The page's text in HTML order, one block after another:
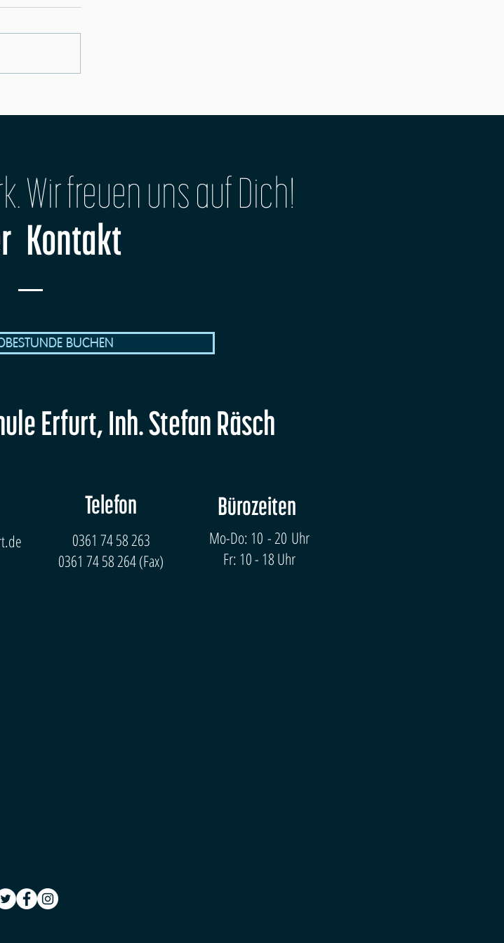
Wir freuen uns auf Dich!
Kontakt
BUCHEN
Erfurt, Inh. Stefan Räsch
Telefon
0361 74 58 263
0361 74 58 264 (Fax)
Bürozeiten
Mo-Do: 10 - 20 Uhr
Fr: 10 - 18 Uhr